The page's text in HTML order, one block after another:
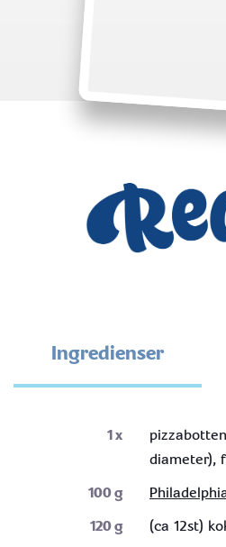
Ingredienser
1x
diameter),
100g
120g
(ca 12st)